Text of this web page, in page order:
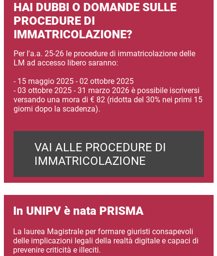
HAI DUBBI O DOMANDE SULLE
PROCEDURE DI
IMMATRICOLAZIONE?
Per l'a.a. 25-26 le procedure di immatricolazione delle
LM ad accesso libero saranno:
- 15 maggio 2025 - 02 ottobre 2025
- 03 ottobre 2025 - 31 marzo 2026 è possibile iscriversi
versando una mora di € 82 (ridotta del 30% nei primi 15
giorni dopo la scadenza).
VAI ALLE PROCEDURE DI
IMMATRICOLAZIONE
In UNIPV è nata PRISMA
La laurea Magistrale per formare giuristi consapevoli
delle implicazioni legali della realtà digitale e capaci di
prevenire criticità e illeciti.